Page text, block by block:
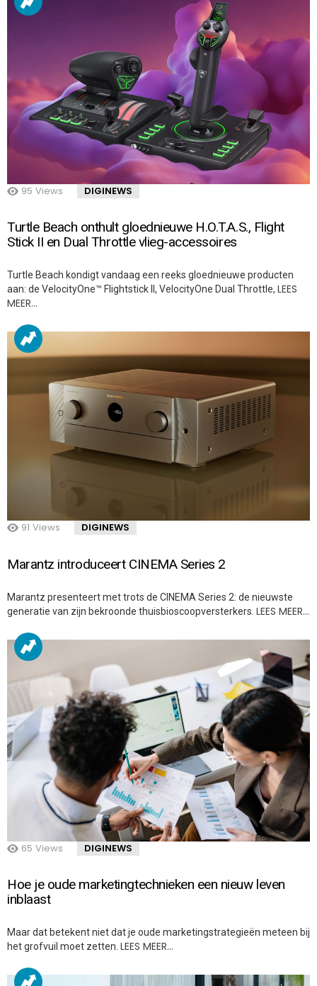
95 Views DIGINEWS
Turtle Beach onthult gloednieuwe H.O.T.A.S., Flight
Stick II en Dual Throttle vlieg-accessoires
Turtle Beach kondigt vandaag een reeks gloednieuwe producten
aan: de VelocityOne™ Flightstick II, VelocityOne Dual Throttle, LEES
MEER…
91 Views DIGINEWS
Marantz introduceert CINEMA Series 2
Marantz presenteert met trots de CINEMA Series 2: de nieuwste
generatie van zijn bekroonde thuisbioscoopversterkers. LEES MEER…
65 Views DIGINEWS
Hoe je oude marketingtechnieken een nieuw leven
inblaast
Maar dat betekent niet dat je oude marketingstrategieën meteen bij
het grofvuil moet zetten. LEES MEER…